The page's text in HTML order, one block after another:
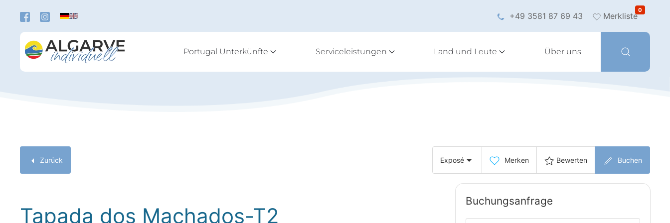
Zum Hauptinhalt springen
+49 3581 87 69 43 Merkliste
0
Portugal Unterkünfte Serviceleistungen Land und Leute Über uns
Zurück Exposé Merken Bewerten Buchen
Tapada dos Machados-T2
Buchungsanfrage